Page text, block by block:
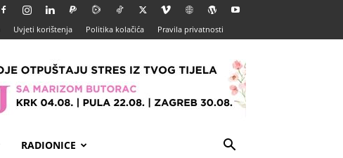
Uvjeti korištenja Politika kolačića Pravila privatnosti
RADIONICE